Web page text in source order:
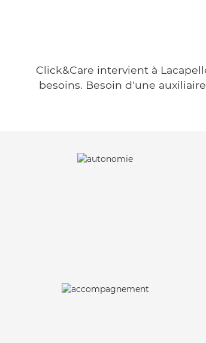
Click&Care intervient à
besoins. Besoin d'une